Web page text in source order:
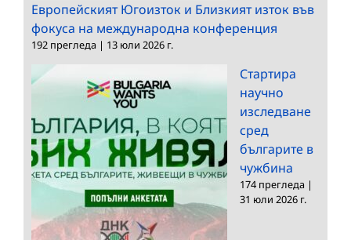
Европейският Югоизток и Близкият изток във
фокуса на международна конференция
192 прегледа | 13 юли 2026 г.
Стартира
научно
изследване
сред
българите в
чужбина
174 прегледа |
31 юли 2026 г.